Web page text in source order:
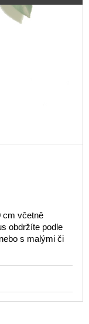
cm včetně
obdržíte podle
s malými či